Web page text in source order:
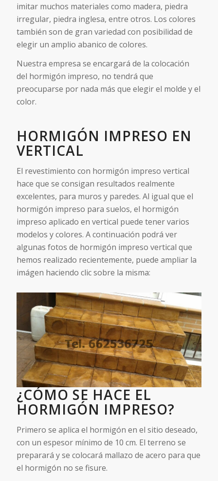
imitar muchos materiales como madera, piedra
irregular, piedra inglesa, entre otros. Los colores
también son de gran variedad con posibilidad de
elegir un amplio abanico de colores.
Nuestra empresa se encargará de la colocación
del hormigón impreso, no tendrá que
preocuparse por nada más que elegir el molde y el
color.
HORMIGÓN IMPRESO EN
VERTICAL
El revestimiento con hormigón impreso vertical
hace que se consigan resultados realmente
excelentes, para muros y paredes. Al igual que el
hormigón impreso para suelos, el hormigón
impreso aplicado en vertical puede tener varios
modelos y colores. A continuación podrá ver
algunas fotos de hormigón impreso vertical que
hemos realizado recientemente, puede ampliar la
imágen haciendo clic sobre la misma:
¿CÓMO SE HACE EL
HORMIGÓN IMPRESO?
Primero se aplica el hormigón en el sitio deseado,
con un espesor mínimo de 10 cm. El terreno se
preparará y se colocará mallazo de acero para que
el hormigón no se fisure.